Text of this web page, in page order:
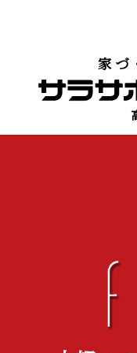
家づ